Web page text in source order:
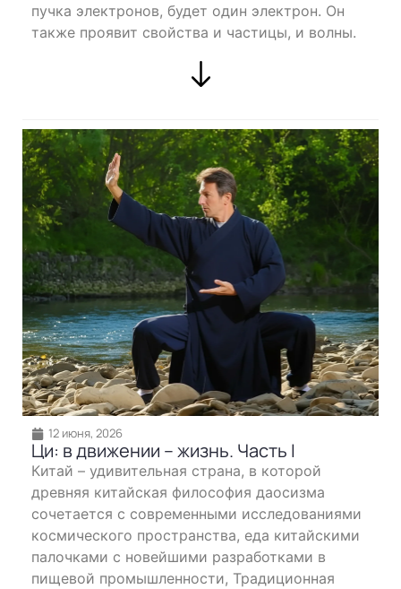
пучка электронов, будет один электрон. Он
также проявит свойства и частицы, и волны.
12 июня, 2026
Ци: в движении – жизнь. Часть I
Китай – удивительная страна, в которой
древняя китайская философия даосизма
сочетается с современными исследованиями
космического пространства, еда китайскими
палочками с новейшими разработками в
пищевой промышленности, Традиционная